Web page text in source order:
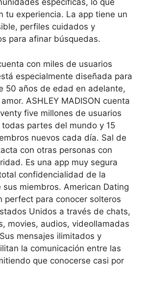
específicas, lo que
tu experiencia. La app tiene un
perfiles cuidados y
para afinar búsquedas.
con miles de usuarios
especialmente diseñada para
50 años de edad en adelante,
ASHLEY MADISON cuenta
five millones de usuarios
partes del mundo y 15
nuevos cada día. Sal de
con otras personas con
Es una app muy segura
confidencialidad de la
sus miembros. American Dating
perfect para conocer solteros
Unidos a través de chats,
movies, audios, videollamadas
mensajes ilimitados y
la comunicación entre las
que conocerse casi por